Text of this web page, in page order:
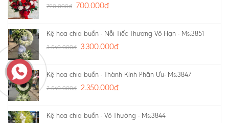
790.000₫ 700.000₫
Kệ hoa chia buồn - Nỗi Tiếc Thương Vô Hạn - Ms:3851
3.540.000₫ 3.300.000₫
Kệ hoa chia buồn - Thành Kính Phân Ưu- Ms:3847
2.540.000₫ 2.350.000₫
Kệ hoa chia buồn - Vô Thường - Ms:3844